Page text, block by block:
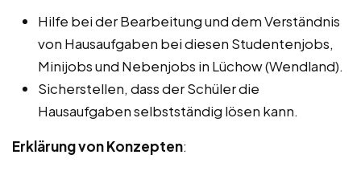
Hilfe bei der Bearbeitung und dem Verständnis
von Hausaufgaben bei diesen Studentenjobs,
Minijobs und Nebenjobs in Lüchow (Wendland).
Sicherstellen, dass der Schüler die
Hausaufgaben selbstständig lösen kann.
Erklärung von Konzepten: